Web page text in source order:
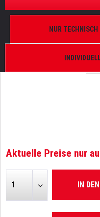
Aktuelle Preise nur
IN DEN
NUR TECHNISCH